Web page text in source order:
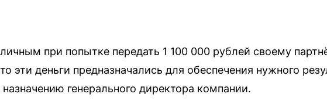
при попытке передать 1 100 000 рублей своему
эти деньги предназначались для обеспечения нужного
генерального директора компании.